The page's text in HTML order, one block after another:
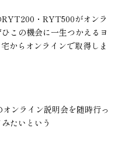
・RYT500がオンラ
この機会に一生つかえるヨ
からオンラインで取得しま
ンライン説明会を随時行っ
たいという